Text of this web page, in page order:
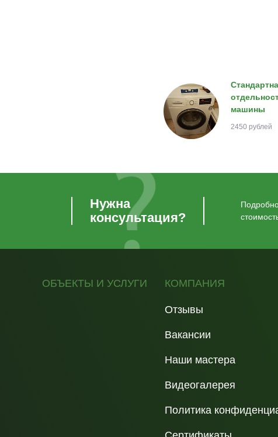
машины
2450 рублей
Нужна
консультация?
ОБЪЕКТЫ И УСЛУГИ КОМПАНИЯ
Отзывы
Вакансии
Наши мастера
Видеогалерея
Политика